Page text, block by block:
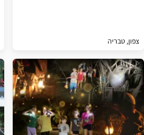
צפון, טבריה